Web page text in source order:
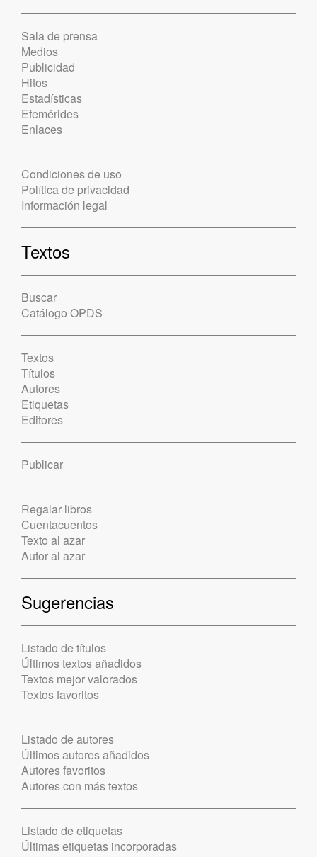
Sala de prensa
Medios
Publicidad
Hitos
Estadísticas
Efemérides
Enlaces
Condiciones de uso
Política de privacidad
Información legal
Textos
Buscar
Catálogo OPDS
Textos
Títulos
Autores
Etiquetas
Editores
Publicar
Regalar libros
Cuentacuentos
Texto al azar
Autor al azar
Sugerencias
Listado de títulos
Últimos textos añadidos
Textos mejor valorados
Textos favoritos
Listado de autores
Últimos autores añadidos
Autores favoritos
Autores con más textos
Listado de etiquetas
Últimas etiquetas incorporadas